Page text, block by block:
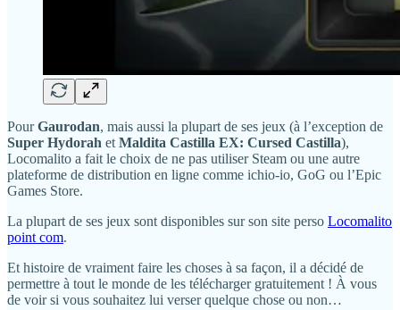
PourGaurodan, mais aussi la plupart de ses jeux (à l’exception de
Super Hydorah etMaldita Castilla EX: Cursed Castilla),
Locomalito a fait le choix de ne pas utiliser Steam ou une autre
plateforme de distribution en ligne comme ichio-io, GoG ou l’Epic
Games Store.
La plupart de ses jeux sont disponibles sur son site perso Locomalito
point com.
Et histoire de vraiment faire les choses à sa façon, il a décidé de
permettre à tout le monde de les télécharger gratuitement ! À vous
de voir si vous souhaitez lui verser quelque chose ou non…